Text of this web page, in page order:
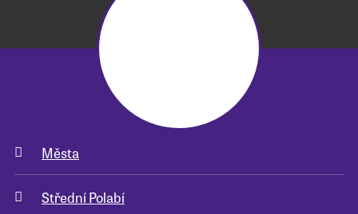
Pro školy
Příběhy našich sousedů
Města
Střední Polabí